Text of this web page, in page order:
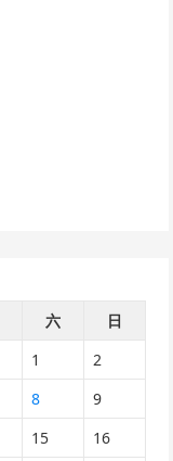
六
日
1
2
8
9
15
16